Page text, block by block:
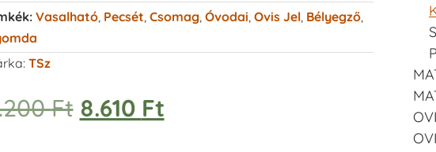
Vasalható, Pecsét Csomag, Óvodai Ovis Jel, Bélyegző,
TSz
Ft 8.610 Ft